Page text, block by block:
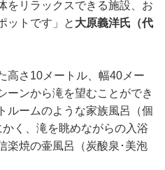
をリラックスできる施設、お
ットです」と 大原義洋氏（代
高さ10メートル、幅40メー
ーンから滝を望むことができ
ルームのような家族風呂（個
く、滝を眺めながらの入浴
楽焼の壷風呂（炭酸泉･美泡